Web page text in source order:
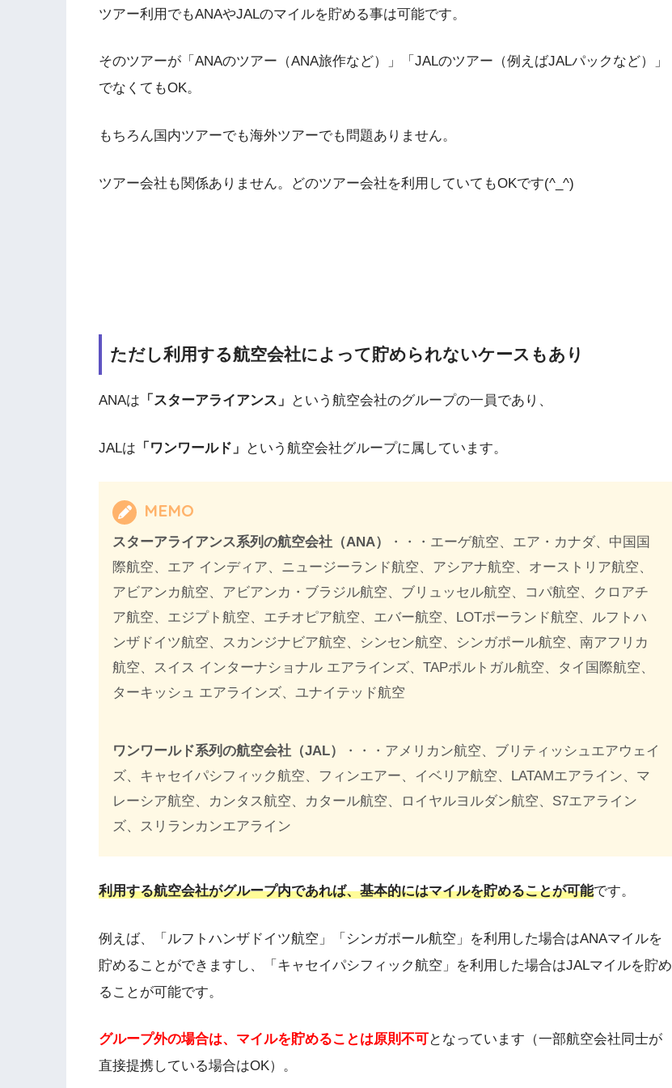
ツアー利用でもANAやJALのマイルを貯める事は可能です。
そのツアーが「ANAのツアー（ANA旅作など）」「JALのツアー（例えばJALパックなど）」
でなくてもOK。
もちろん国内ツアーでも海外ツアーでも問題ありません。
ツアー会社も関係ありません。どのツアー会社を利用していてもOKです(^_^)
ただし利用する航空会社によって貯められないケースもあり
ANAは 「スターアライアンス」 という航空会社のグループの一員であり、
JALは 「ワンワールド」 という航空会社グループに属しています。
MEMO
スターアライアンス系列の航空会社（ANA）
・・・エーゲ航空、エア・カナダ、中国国
際航空、エア インディア、ニュージーランド航空、アシアナ航空、オーストリア航空、
アビアンカ航空、アビアンカ・ブラジル航空、ブリュッセル航空、コパ航空、クロアチ
ア航空、エジプト航空、エチオピア航空、エバー航空、LOTポーランド航空、ルフトハ
ンザドイツ航空、スカンジナビア航空、シンセン航空、シンガポール航空、南アフリカ
航空、スイス インターナショナル エアラインズ、TAPポルトガル航空、タイ国際航空、
ターキッシュ エアラインズ、ユナイテッド航空
ワンワールド系列の航空会社（JAL）
・・・アメリカン航空、ブリティッシュエアウェイ
ズ、キャセイパシフィック航空、フィンエアー、イベリア航空、LATAMエアライン、マ
レーシア航空、カンタス航空、カタール航空、ロイヤルヨルダン航空、S7エアライン
ズ、スリランカンエアライン
利用する航空会社がグループ内であれば、基本的にはマイルを貯めることが可能です。
例えば、「ルフトハンザドイツ航空」「シンガポール航空」を利用した場合はANAマイルを
貯めることができますし、「キャセイパシフィック航空」を利用した場合はJALマイルを貯め
ることが可能です。
グループ外の場合は、マイルを貯めることは原則不可となっています（一部航空会社同士が
直接提携している場合はOK）。